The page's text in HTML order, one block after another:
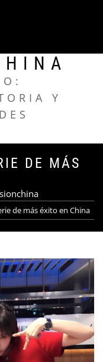
Y
DE MÁS
de más éxito en China